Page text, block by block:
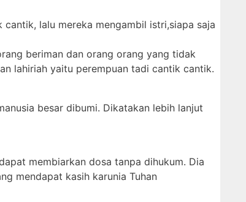
lalu mereka mengambil istri,siapa saja
beriman dan orang orang yang tidak
lahiriah yaitu perempuan tadi cantik cantik.
besar dibumi. Dikatakan lebih lanjut
membiarkan dosa tanpa dihukum. Dia
mendapat kasih karunia Tuhan